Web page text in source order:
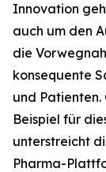
Innovation
auch um den
die
konsequente
und Patienten.
Beispiel für
unterstreicht
Pharma-